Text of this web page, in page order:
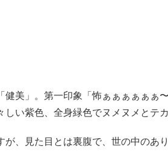
美」。第一印象「怖ぁぁぁぁぁぁ
い紫色、全身緑色でヌメヌメとテカ
、見た目とは裏腹で、世の中のあ